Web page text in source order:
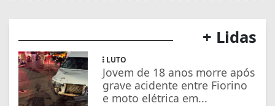
+ Lidas
LUTO
Jovem de 18 anos morre após
grave acidente entre Fiorino
e moto elétrica em...